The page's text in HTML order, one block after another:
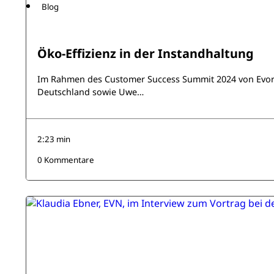
Öko-Effizienz in der Instandhaltung
Blog
Im Rahmen des Customer Success Summit 2024 von
Deutschland sowie Uwe…
2:23 min
0 Kommentare